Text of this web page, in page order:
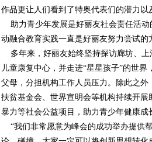
第05版
新闻
第06版
新闻
第07版
新闻
作品更让人们看到了特奥代表们的潜力以
助力青少年发展是好丽友社会责任活动
动融合教育实践一直是好丽友努力尝试的
多年来，好丽友始终坚持探访廊坊、上
儿童康复中心，并走进“星星孩子”的世
父母，分担机构工作人员压力。除此之外
扶贫基金会、世界宣明会等机构持续开展
暴力等社会公益项目，助力青少年健康成
“我们非常愿意为峰会的成功举办提供